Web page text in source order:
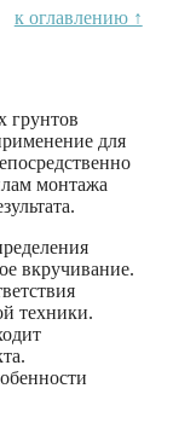
к оглавлению ↑
грунтов
для
монтажа
вкручивание.
техники.